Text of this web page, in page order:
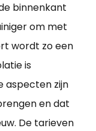
binnenkant
om met
wordt zo een
is
aspecten zijn
en dat
De tarieven